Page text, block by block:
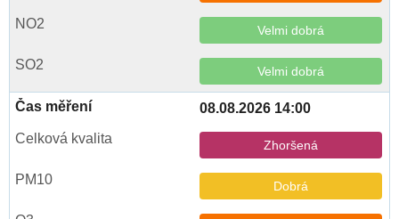
Velmi dobrá
Velmi dobrá
08.08.2026 14:00
Zhoršená
Dobrá